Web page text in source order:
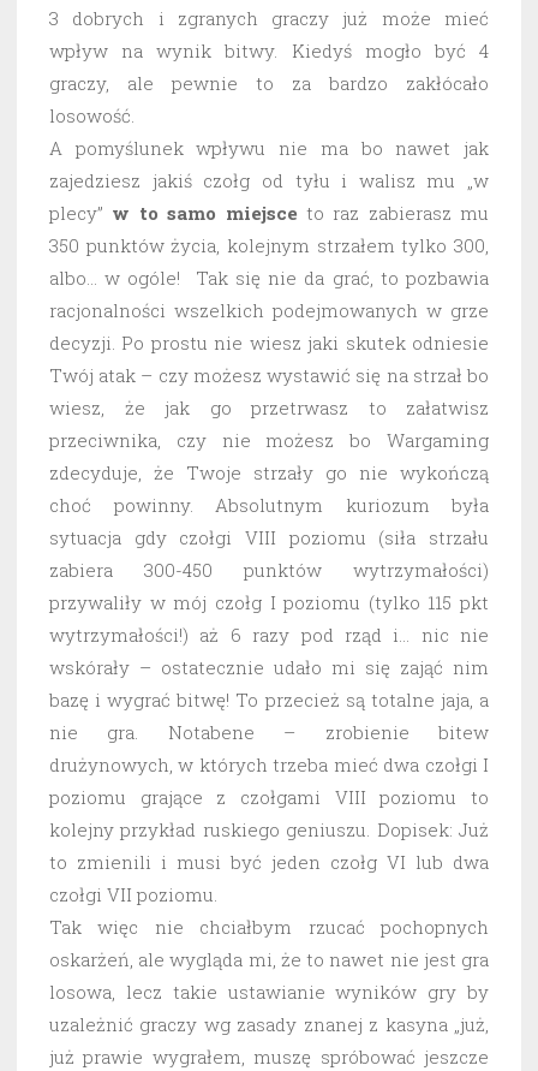
3 dobrych i zgranych graczy już może mieć
wpływ na wynik bitwy. Kiedyś mogło być 4
graczy, ale pewnie to za bardzo zakłócało
losowość.
A pomyślunek wpływu nie ma bo nawet jak
zajedziesz jakiś czołg od tyłu i walisz mu „w
plecy” w to samo miejsce to raz zabierasz mu
350 punktów życia, kolejnym strzałem tylko 300,
albo… w ogóle! Tak się nie da grać, to pozbawia
racjonalności wszelkich podejmowanych w grze
decyzji. Po prostu nie wiesz jaki skutek odniesie
Twój atak – czy możesz wystawić się na strzał bo
wiesz, że jak go przetrwasz to załatwisz
przeciwnika, czy nie możesz bo Wargaming
zdecyduje, że Twoje strzały go nie wykończą
choć powinny. Absolutnym kuriozum była
sytuacja gdy czołgi VIII poziomu (siła strzału
zabiera 300-450 punktów wytrzymałości)
przywaliły w mój czołg I poziomu (tylko 115 pkt
wytrzymałości!) aż 6 razy pod rząd i… nic nie
wskórały – ostatecznie udało mi się zająć nim
bazę i wygrać bitwę! To przecież są totalne jaja, a
nie gra. Notabene – zrobienie bitew
drużynowych, w których trzeba mieć dwa czołgi I
poziomu grające z czołgami VIII poziomu to
kolejny przykład ruskiego geniuszu. Dopisek: Już
to zmienili i musi być jeden czołg VI lub dwa
czołgi VII poziomu.
Tak więc nie chciałbym rzucać pochopnych
oskarżeń, ale wygląda mi, że to nawet nie jest gra
losowa, lecz takie ustawianie wyników gry by
uzależnić graczy wg zasady znanej z kasyna „już,
już prawie wygrałem, muszę spróbować jeszcze